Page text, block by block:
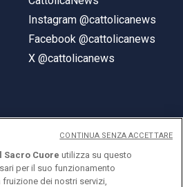
Instagram @cattolicanews
Facebook @cattolicanews
X @cattolicanews
Sacro Cuore utilizza su questo
per il suo funzionamento
dei nostri servizi,
CONTINUA SENZA ACCETTARE